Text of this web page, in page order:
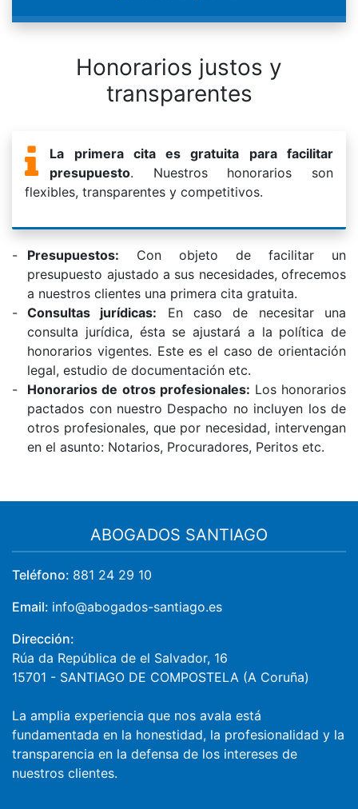
Honorarios justos y
transparentes
La primera cita es gratuita para facilitar
presupuesto. Nuestros honorarios son
flexibles, transparentes y competitivos.
Presupuestos: Con objeto de facilitar un
presupuesto ajustado a sus necesidades, ofrecemos
a nuestros clientes una primera cita gratuita.
Consultas jurídicas: En caso de necesitar una
consulta jurídica, ésta se ajustará a la política de
honorarios vigentes. Este es el caso de orientación
legal, estudio de documentación etc.
Honorarios de otros profesionales: Los honorarios
pactados con nuestro Despacho no incluyen los de
otros profesionales, que por necesidad, intervengan
en el asunto: Notarios, Procuradores, Peritos etc.
ABOGADOS SANTIAGO
Teléfono: 881 24 29 10
Email: info@abogados-santiago.es
Dirección:
Rúa da República de el Salvador, 16
15701 - SANTIAGO DE COMPOSTELA (A Coruña)
La amplia experiencia que nos avala está
fundamentada en la honestidad, la profesionalidad y la
transparencia en la defensa de los intereses de
nuestros clientes.